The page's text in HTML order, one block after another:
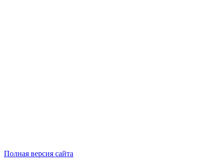
Полная версия сайта